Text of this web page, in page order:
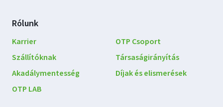
Rólunk
Karrier
Szállítóknak
Akadálymentesség
OTP LAB
OTP Csoport
Társaságirányítás
Díjak és elismerések